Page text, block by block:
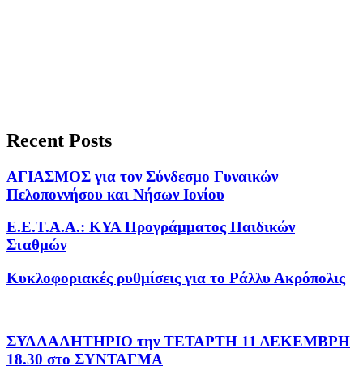
Recent Posts
ΑΓΙΑΣΜΟΣ για τον Σύνδεσμο Γυναικών
Πελοποννήσου και Νήσων Ιονίου
Ε.Ε.Τ.Α.Α.: ΚΥΑ Προγράμματος Παιδικών
Σταθμών
Kυκλοφοριακές ρυθμίσεις για το Ράλλυ Ακρόπολις
ΣΥΛΛΑΛΗΤΗΡΙΟ την ΤΕΤΑΡΤΗ 11 ΔΕΚΕΜΒΡΗ
18.30 στο ΣΥΝΤΑΓΜΑ